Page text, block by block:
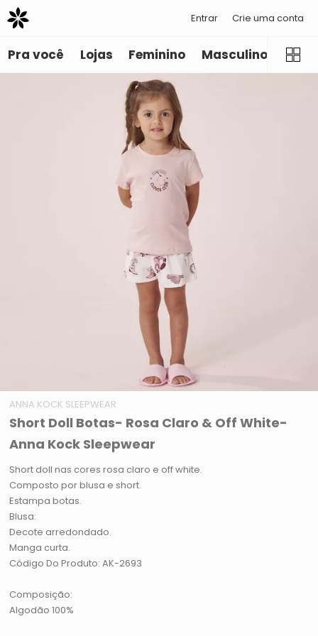
Entrar Crie uma conta
Pra você Lojas Feminino Masculino
ANNA KOCK SLEEPWEAR
Short Doll Botas- Rosa Claro & Off White-
Anna Kock Sleepwear
Short doll nas cores rosa claro e off white.
Composto por blusa e short.
Estampa botas.
Blusa:
Decote arredondado.
Manga curta.
Código Do Produto: AK-2693
Composição:
Algodão 100%